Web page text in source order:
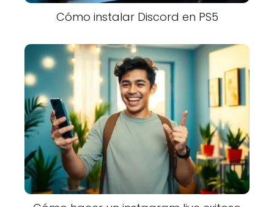
Cómo instalar Discord en PS5